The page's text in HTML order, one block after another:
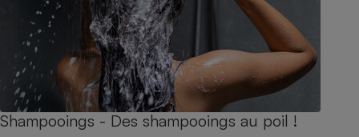
Shampooings - Des shampooings au poil !